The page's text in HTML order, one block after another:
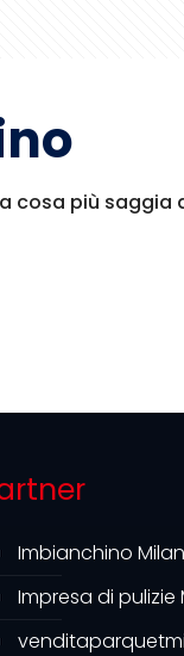
più saggia
Imbianchino
Impresa di pulizie